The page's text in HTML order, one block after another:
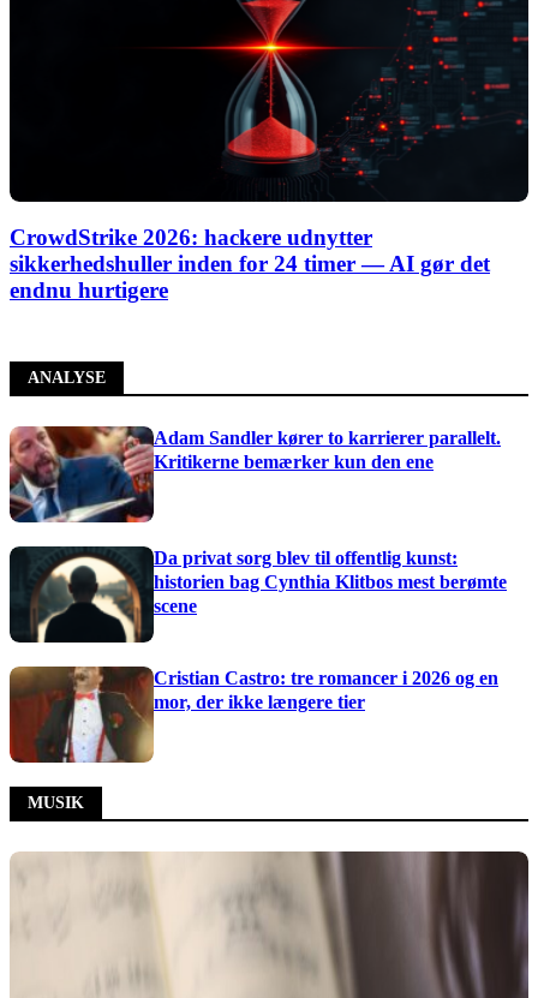
CrowdStrike 2026: hackere udnytter
sikkerhedshuller inden for 24 timer — AI gør det
endnu hurtigere
ANALYSE
Adam Sandler kører to karrierer parallelt.
Kritikerne bemærker kun den ene
Da privat sorg blev til offentlig kunst:
historien bag Cynthia Klitbos mest berømte
scene
Cristian Castro: tre romancer i 2026 og en
mor, der ikke længere tier
MUSIK